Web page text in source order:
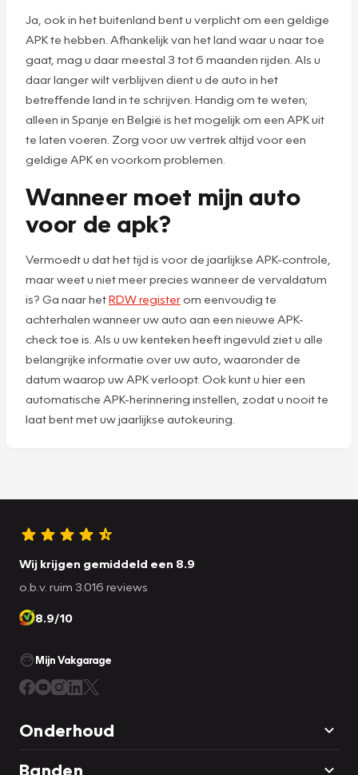
Ja, ook in het buitenland bent u verplicht om een geldige
APK te hebben. Afhankelijk van het land waar u naar toe
gaat, mag u daar meestal 3 tot 6 maanden rijden. Als u
daar langer wilt verblijven dient u de auto in het
betreffende land in te schrijven. Handig om te weten;
alleen in Spanje en België is het mogelijk om een APK uit
te laten voeren. Zorg voor uw vertrek altijd voor een
geldige APK en voorkom problemen.
Wanneer moet mijn auto
voor de apk?
Vermoedt u dat het tijd is voor de jaarlijkse APK-controle,
maar weet u niet meer precies wanneer de vervaldatum
is? Ga naar hetRDW registerom eenvoudig te
achterhalen wanneer uw auto aan een nieuwe APK-
check toe is. Als u uw kenteken heeft ingevuld ziet u alle
belangrijke informatie over uw auto, waaronder de
datum waarop uw APK verloopt. Ook kunt u hier een
automatische APK-herinnering instellen, zodat u nooit te
laat bent met uw jaarlijkse autokeuring.
Wij krijgen gemiddeld een 8.9
o.b.v. ruim 3.016 reviews
8.9/10
Mijn Vakgarage
Onderhoud
Banden